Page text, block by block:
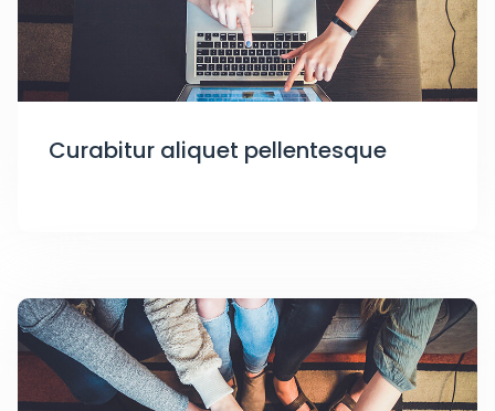
Curabitur aliquet pellentesque